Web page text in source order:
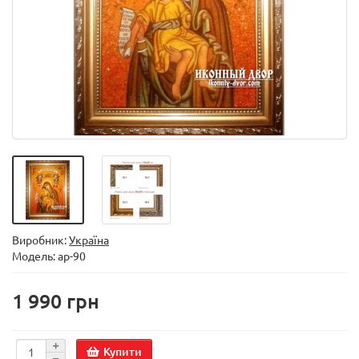
Виробник:Україна
Модель:ар-90
1 990 грн
Купити